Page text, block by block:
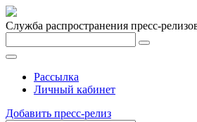
Служба распространения пресс-
Рассылка
Личный кабинет
Добавить пресс-релиз